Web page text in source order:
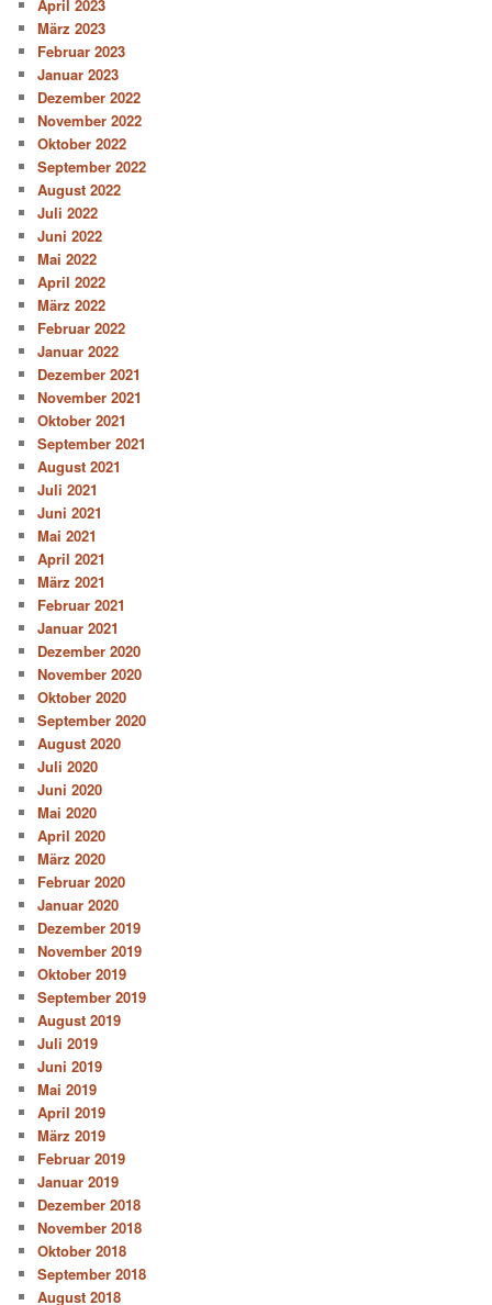
April 2023
März 2023
Februar 2023
Januar 2023
Dezember 2022
November 2022
Oktober 2022
September 2022
August 2022
Juli 2022
Juni 2022
Mai 2022
April 2022
März 2022
Februar 2022
Januar 2022
Dezember 2021
November 2021
Oktober 2021
September 2021
August 2021
Juli 2021
Juni 2021
Mai 2021
April 2021
März 2021
Februar 2021
Januar 2021
Dezember 2020
November 2020
Oktober 2020
September 2020
August 2020
Juli 2020
Juni 2020
Mai 2020
April 2020
März 2020
Februar 2020
Januar 2020
Dezember 2019
November 2019
Oktober 2019
September 2019
August 2019
Juli 2019
Juni 2019
Mai 2019
April 2019
März 2019
Februar 2019
Januar 2019
Dezember 2018
November 2018
Oktober 2018
September 2018
August 2018